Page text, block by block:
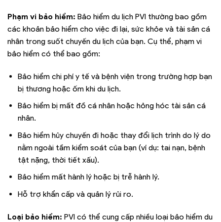
Phạm vi bảo hiểm: Bảo hiểm du lịch PVI thường bao gồm
các khoản bảo hiểm cho việc đi lại, sức khỏe và tài sản cá
nhân trong suốt chuyến du lịch của bạn. Cụ thể, phạm vi
bảo hiểm có thể bao gồm:
Bảo hiểm chi phí y tế và bệnh viện trong trường hợp bạn
bị thương hoặc ốm khi du lịch.
Bảo hiểm bị mất đồ cá nhân hoặc hỏng hóc tài sản cá
nhân.
Bảo hiểm hủy chuyến đi hoặc thay đổi lịch trình do lý do
nằm ngoài tầm kiểm soát của bạn (ví dụ: tai nạn, bệnh
tật nặng, thời tiết xấu).
Bảo hiểm mất hành lý hoặc bị trễ hành lý.
Hỗ trợ khẩn cấp và quản lý rủi ro.
Loại bảo hiểm: PVI có thể cung cấp nhiều loại bảo hiểm du